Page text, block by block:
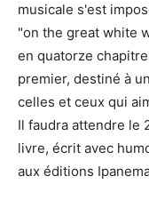
musicale s'est
"on the great white
en quatorze
premier, destiné à
celles et ceux qui
Il faudra attendre le
livre, écrit avec
aux éditions